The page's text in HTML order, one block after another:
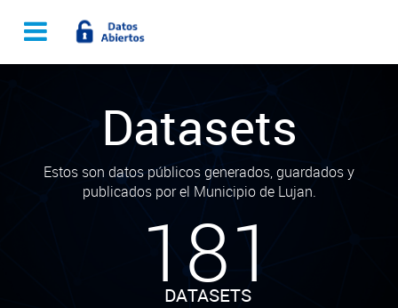
Datasets
Estos son datos públicos generados, guardados y
publicados por el Municipio de Lujan.
181
DATASETS